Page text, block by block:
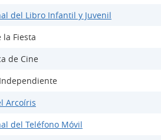
del Libro Infantil y Juvenil
Fiesta
de Cine
Arcoíris
del Teléfono Móvil